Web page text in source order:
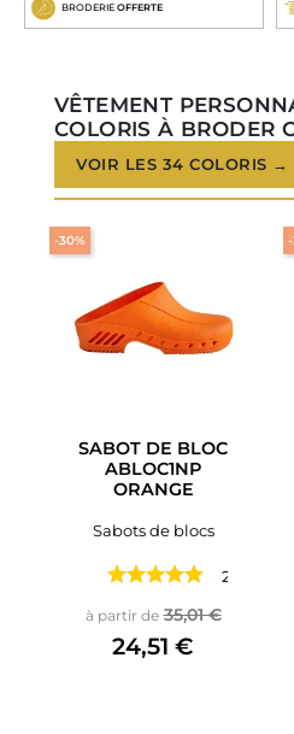
BRODERIE OFFERTE
VÊTEMENT
COLORIS À BRODER
VOIR LES 34 COLORIS →
SABOT DE BLOC
ABLOC1NP
ORANGE
Sabots de blocs
2 avis
à partir de Prix de base
35,01 €Prix
24,51 €
-30%